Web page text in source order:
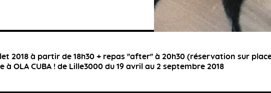
2018 à partir de 18h30 + repas ''after'' à 20h30 (réservation sur
à OLA CUBA ! de Lille3000 du 19 avril au 2 septembre 2018